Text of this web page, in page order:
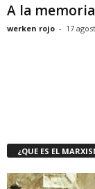
A la memoria
werken rojo - 17
¿QUE ES EL